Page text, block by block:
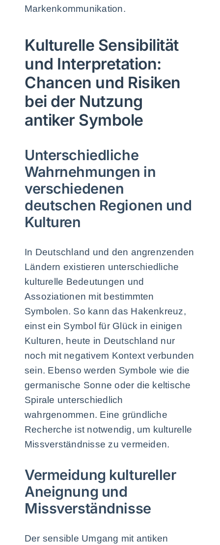
Markenkommunikation.
Kulturelle Sensibilität
und Interpretation:
Chancen und Risiken
bei der Nutzung
antiker Symbole
Unterschiedliche
Wahrnehmungen in
verschiedenen
deutschen Regionen und
Kulturen
In Deutschland und den angrenzenden
Ländern existieren unterschiedliche
kulturelle Bedeutungen und
Assoziationen mit bestimmten
Symbolen. So kann das Hakenkreuz,
einst ein Symbol für Glück in einigen
Kulturen, heute in Deutschland nur
noch mit negativem Kontext verbunden
sein. Ebenso werden Symbole wie die
germanische Sonne oder die keltische
Spirale unterschiedlich
wahrgenommen. Eine gründliche
Recherche ist notwendig, um kulturelle
Missverständnisse zu vermeiden.
Vermeidung kultureller
Aneignung und
Missverständnisse
Der sensible Umgang mit antiken